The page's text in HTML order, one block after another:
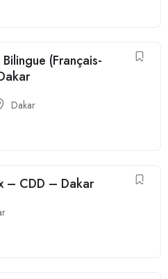
(Français-
Dakar
– CDD – Dakar